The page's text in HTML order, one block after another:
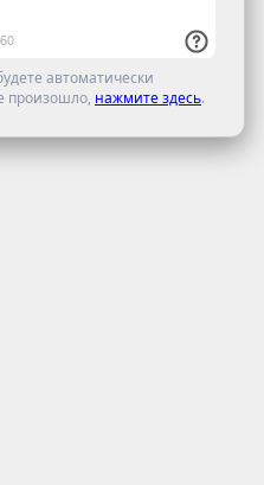
автоматически
произошло, нажмите здесь.